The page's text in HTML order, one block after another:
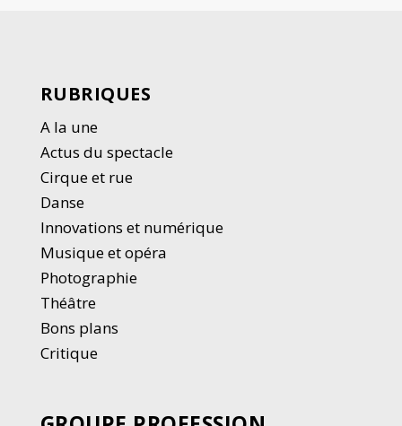
RUBRIQUES
A la une
Actus du spectacle
Cirque et rue
Danse
Innovations et numérique
Musique et opéra
Photographie
Théâtre
Bons plans
Critique